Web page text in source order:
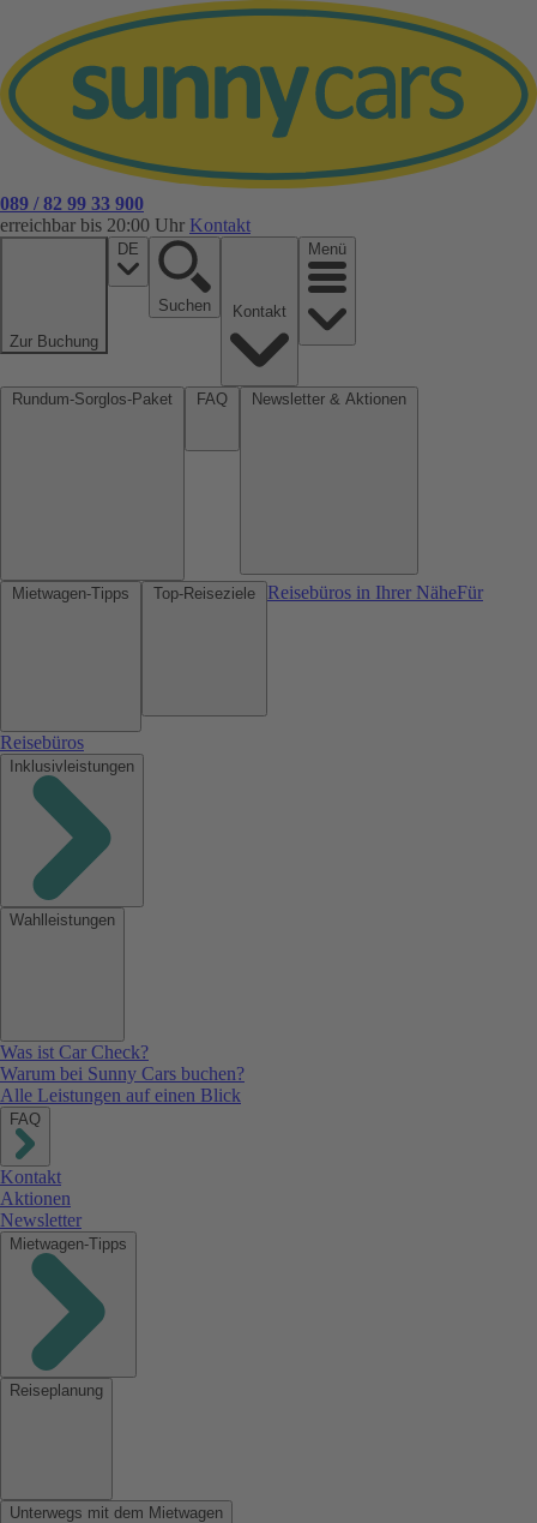
089 / 82 99 33 900
erreichbar bis 20:00 Uhr Kontakt
Zur Buchung
DE
Suchen
Menü
Reisebüros in Ihrer NäheFür
Reisebüros
Inklusivleistungen
Wahlleistungen
Was ist Car Check?
Warum bei Sunny Cars buchen?
Alle Leistungen auf einen Blick
FAQ
Kontakt
Aktionen
Newsletter
Mietwagen-Tipps
Reiseplanung
Unterwegs mit dem Mietwagen